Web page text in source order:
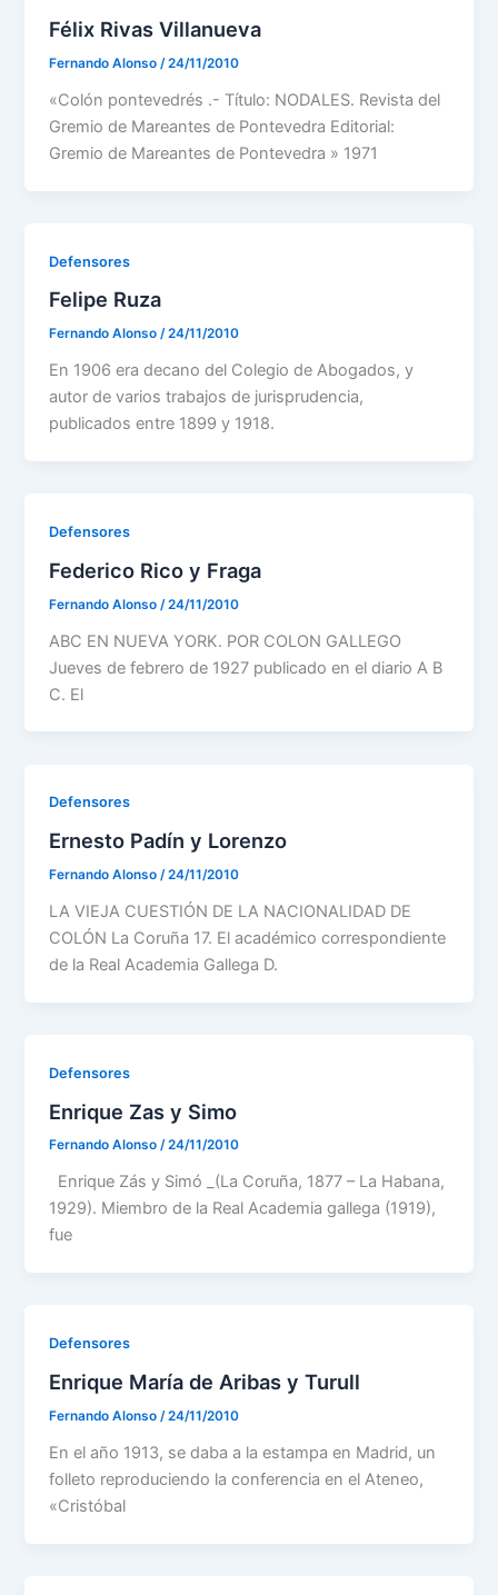
Félix Rivas Villanueva
Fernando Alonso/24/11/2010
«Colón pontevedrés .- Título: NODALES. Revista del
Gremio de Mareantes de Pontevedra Editorial:
Gremio de Mareantes de Pontevedra » 1971
Defensores
Felipe Ruza
Fernando Alonso/24/11/2010
En 1906 era decano del Colegio de Abogados, y
autor de varios trabajos de jurisprudencia,
publicados entre 1899 y 1918.
Defensores
Federico Rico y Fraga
Fernando Alonso /24/11/2010
ABC EN NUEVA YORK. POR COLON GALLEGO
Jueves de febrero de 1927 publicado en el diario A B
C. El
Defensores
Ernesto Padín y Lorenzo
Fernando Alonso/24/11/2010
LA VIEJA CUESTIÓN DE LA NACIONALIDAD DE
COLÓN La Coruña 17. El académico correspondiente
de la Real Academia Gallega D.
Defensores
Enrique Zas y Simo
Fernando Alonso/24/11/2010
Enrique Zás y Simó _(La Coruña, 1877 – La Habana,
1929). Miembro de la Real Academia gallega (1919),
fue
Defensores
Enrique María de Aribas y Turull
Fernando Alonso/24/11/2010
En el año 1913, se daba a la estampa en Madrid, un
folleto reproduciendo la conferencia en el Ateneo,
«Cristóbal